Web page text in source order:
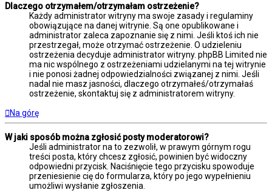
Dlaczego otrzymałem/otrzymałam ostrzeżenie?
Każdy administrator witryny ma swoje zasady i regulaminy
obowiązujące na danej witrynie. Są one opublikowane i
administrator zaleca zapoznanie się z nimi. Jeśli ktoś ich nie
przestrzegał, może otrzymać ostrzeżenie. O udzieleniu
ostrzeżenia decyduje administrator witryny. phpBB Limited nie
ma nic wspólnego z ostrzeżeniami udzielanymi na tej witrynie
i nie ponosi żadnej odpowiedzialności związanej z nimi. Jeśli
nadal nie masz jasności, dlaczego otrzymałeś/otrzymałaś
ostrzeżenie, skontaktuj się z administratorem witryny.
Na górę
W jaki sposób można zgłosić posty moderatorowi?
Jeśli administrator na to zezwolił, w prawym górnym rogu
treści posta, który chcesz zgłosić, powinien być widoczny
odpowiedni przycisk. Naciśnięcie tego przycisku spowoduje
przeniesienie cię do formularza, który po jego wypełnieniu
umożliwi wysłanie zgłoszenia.